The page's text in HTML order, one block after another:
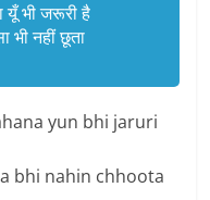
यूँ भी जरूरी है
भी नहीं छूता
yun bhi jaruri
bhi nahin chhoota